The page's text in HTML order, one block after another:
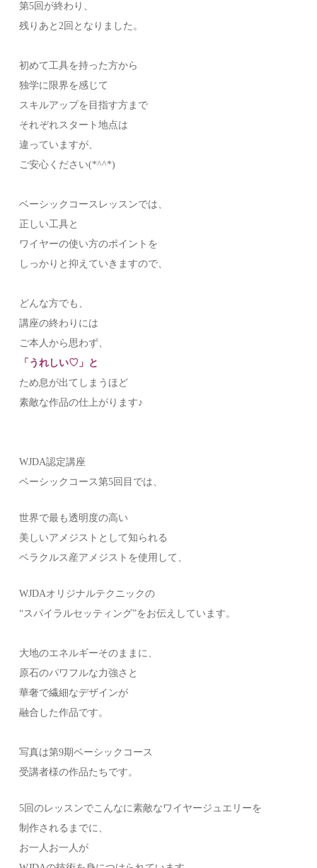
第5回が終わり、
残りあと2回となりました。
初めて工具を持った方から
独学に限界を感じて
スキルアップを目指す方まで
それぞれスタート地点は
違っていますが、
ご安心ください(*^^*)
⁡ベーシックコースレッスンでは、
正しい工具と
ワイヤーの使い方のポイントを
しっかりと抑えていきますので、
どんな方でも、
講座の終わりには
ご本人から思わず、
「うれしい♡」と
ため息が出てしまうほど
素敵な作品の仕上がります♪
WJDA認定講座
ベーシックコース第5回目では、
世界で最も透明度の高い
美しいアメジストとして知られる
ベラクルス産アメジストを使用して、
WJDAオリジナルテクニックの
“スパイラルセッティング”をお伝えしています。
大地のエネルギーそのままに、
原石のパワフルな力強さと
華奢で繊細なデザインが
融合した作品です。
写真は第9期ベーシックコース
受講者様の作品たちです。
5回のレッスンでこんなに素敵なワイヤージュエリーを
制作されるまでに、
お一人お一人が